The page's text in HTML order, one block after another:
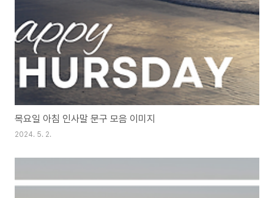
목요일 아침 인사말 문구 모음 이미지
2024. 5. 2.